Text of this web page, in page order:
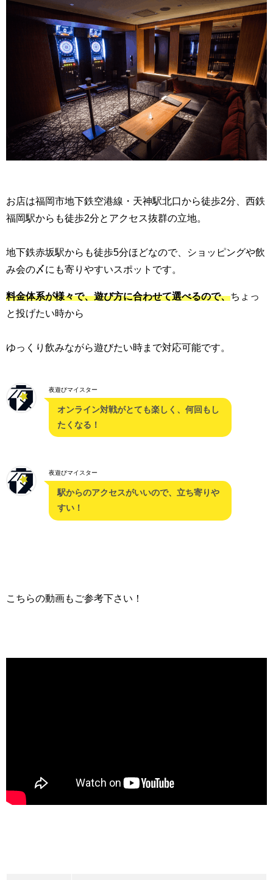
お店は福岡市地下鉄空港線・天神駅北口から徒歩2分、西鉄
福岡駅からも徒歩2分とアクセス抜群の立地。
地下鉄赤坂駅からも徒歩5分ほどなので、ショッピングや飲
み会の〆にも寄りやすいスポットです。
料金体系が様々で、遊び方に合わせて選べるので、ちょっ
と投げたい時から
ゆっくり飲みながら遊びたい時まで対応可能です。
夜遊びマイスター
オンライン対戦がとても楽しく、何回もし
たくなる！
夜遊びマイスター
駅からのアクセスがいいので、立ち寄りや
すい！
こちらの動画もご参考下さい！